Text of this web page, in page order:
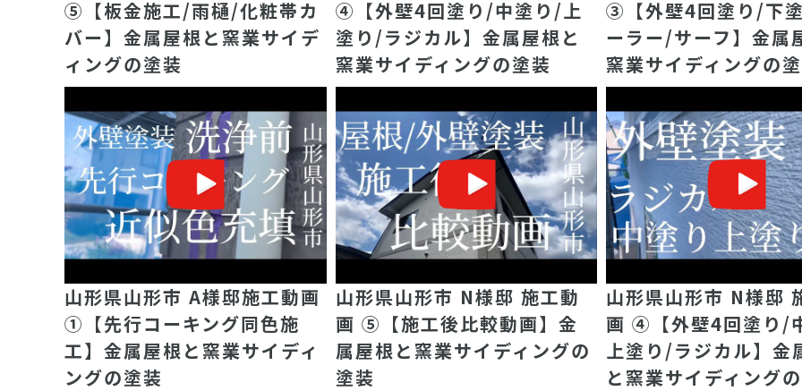
⑤【板金施工/雨樋/化粧帯カ
バー】金属屋根と窯業サイデ
ィングの塗装
④【外壁4回塗り/中塗り/上
塗り/ラジカル】金属屋根と
窯業サイディングの塗装
③【外壁4回塗り/下
ーラー/サーフ】金属
窯業サイディングの
山形県山形市 A様邸施工動画
①【先行コーキング同色施
工】金属屋根と窯業サイディ
ングの塗装
山形県山形市 N様邸 施工動
画 ⑤【施工後比較動画】金
属屋根と窯業サイディングの
塗装
山形県山形市 N様邸
画 ④【外壁4回塗り/
上塗り/ラジカル】金
と窯業サイディング